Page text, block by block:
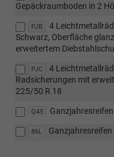
Gepäckraumboden in 2
PJB
4
Schwarz, Oberfläche
erweitertem
PJC
4
Radsicherungen mit
225/50 R 18
Q45
86L